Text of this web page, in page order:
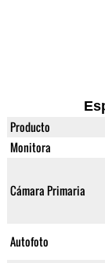
Producto
Monitora
Cámara Primaria
Autofoto